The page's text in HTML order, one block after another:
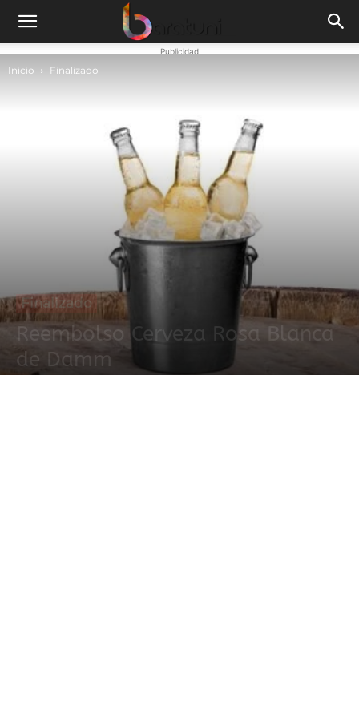
Publicidad
Inicio Finalizado
Finalizado
Reembolso Cerveza Rosa Blanca
de Damm